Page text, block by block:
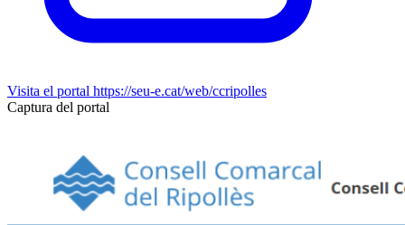
Visita el portal https://seu-e.cat/web/ccripolles
Captura del portal